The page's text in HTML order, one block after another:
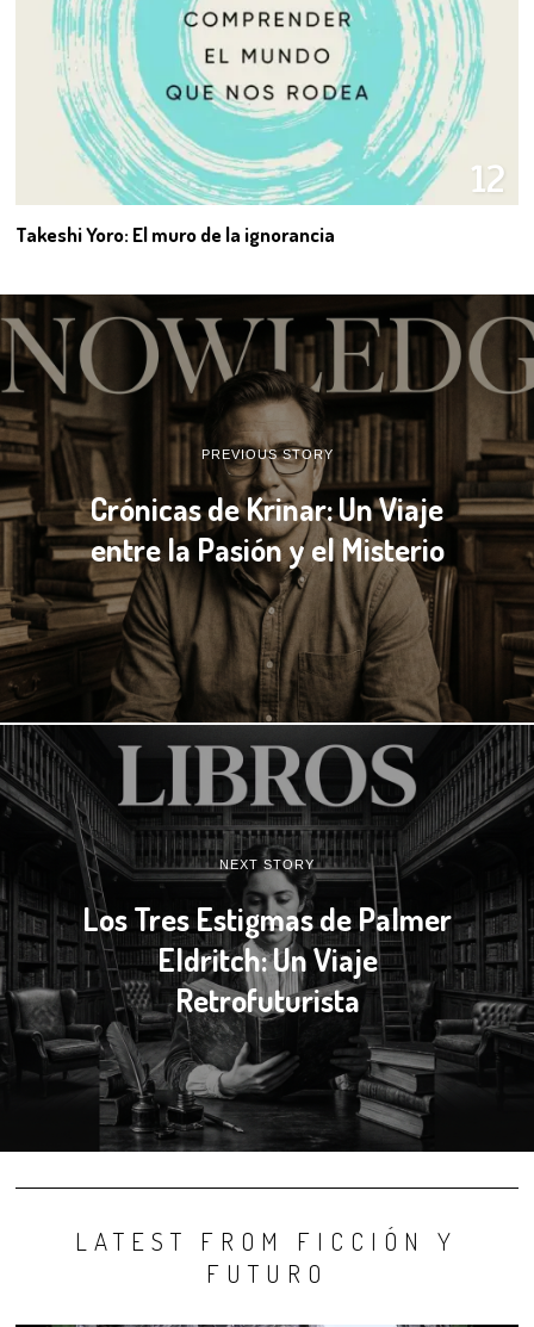
12
Takeshi Yoro: El muro de la ignorancia
PREVIOUS STORY
Crónicas de Krinar: Un Viaje
entre la Pasión y el Misterio
NEXT STORY
Los Tres Estigmas de Palmer
Eldritch: Un Viaje
Retrofuturista
LATEST FROM FICCIÓN Y
FUTURO